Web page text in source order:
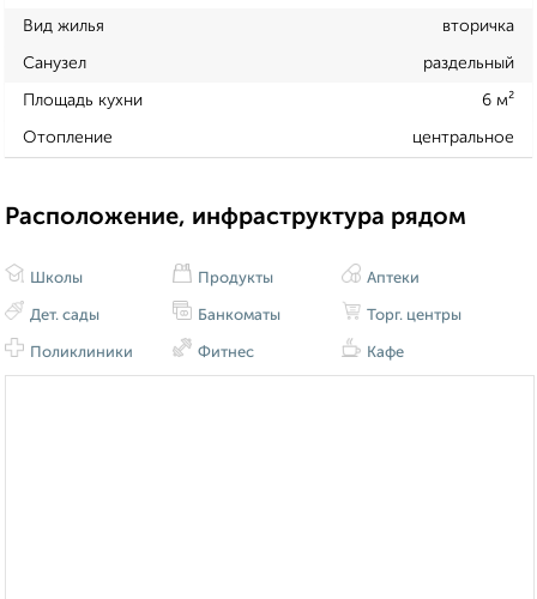
Вид жилья вторичка
Санузел раздельный
Площадь кухни 6 м²
Отопление центральное
Расположение, инфраструктура рядом
Школы
Дет. сады
Поликлиники
Продукты
Банкоматы
Фитнес
Аптеки
Торг. центры
Кафе